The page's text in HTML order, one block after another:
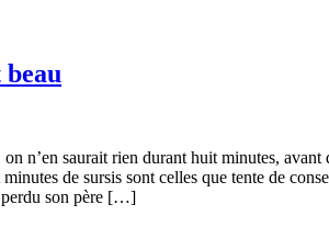
n’en saurait rien durant huit minutes, avant
de sursis sont celles que tente de
perdu son père […]